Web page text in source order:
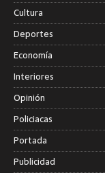
Cultura
Deportes
Economía
Interiores
Opinión
Policiacas
Portada
Publicidad